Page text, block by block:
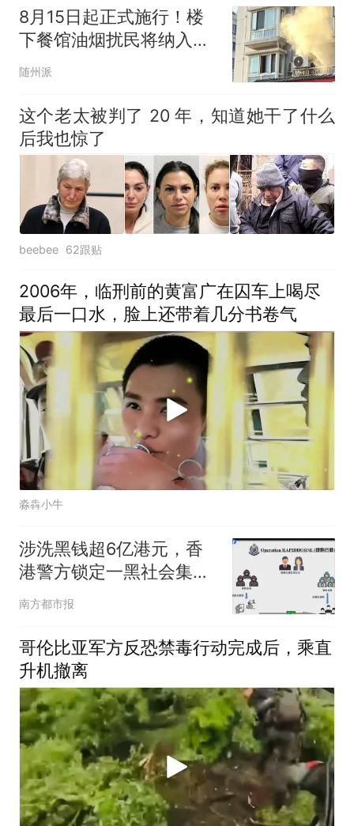
8月15日起正式施行！楼
下餐馆油烟扰民将纳入法
治化管控体系
随州派
这个老太被判了 20 年，知道她干了什么
后我也惊了
beebee 62跟贴
2006年，临刑前的黄富广在囚车上喝尽
最后一口水，脸上还带着几分书卷气
淼犇小牛
涉洗黑钱超6亿港元，香
港警方锁定一黑社会集
团，拘捕147人
南方都市报
哥伦比亚军方反恐禁毒行动完成后，乘直
升机撤离